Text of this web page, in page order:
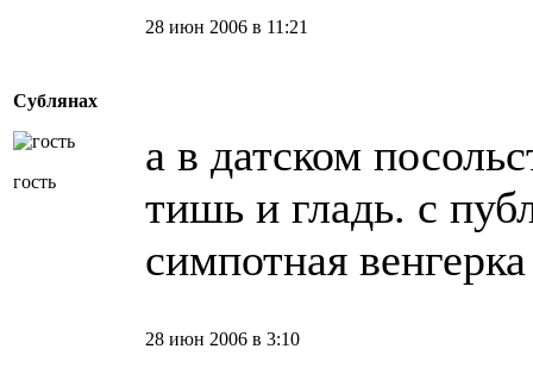
Сублянах
гость
28 июн 2006 в 11:21
а в датском
тишь и гладь. с
симпотная венгерка
28 июн 2006 в 3:10